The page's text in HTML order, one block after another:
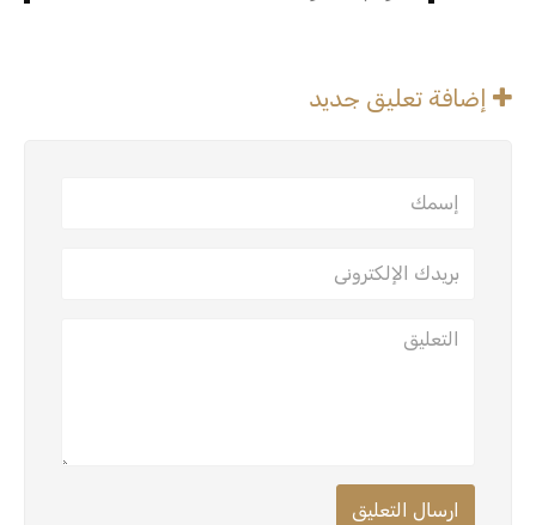
إضافة تعليق جديد
ارسال التعليق